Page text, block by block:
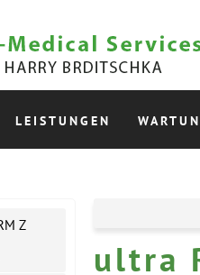
LEISTUNGEN
Z
ultra